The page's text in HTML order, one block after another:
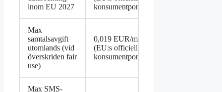
inom EU 2027
konsumentportal)
Max
samtalsavgift
utomlands (vid
överskriden fair
use)
0,019 EUR/min
(EU:s officiella
konsumentportal)
Max SMS-